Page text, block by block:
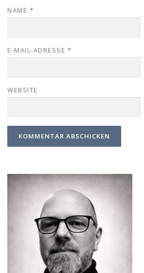
NAME *
E-MAIL-ADRESSE *
WEBSITE